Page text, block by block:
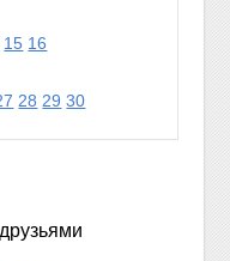
15 16
28 29 30